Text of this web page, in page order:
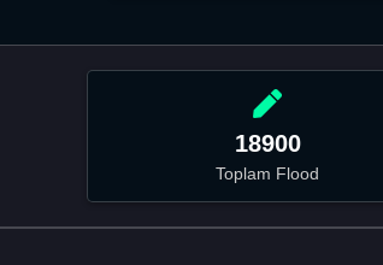
18900
Toplam Flood